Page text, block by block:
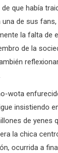
que había
de sus
la falta de
de la
wota
insistiendo
de yenes
la chica
ocurrida a